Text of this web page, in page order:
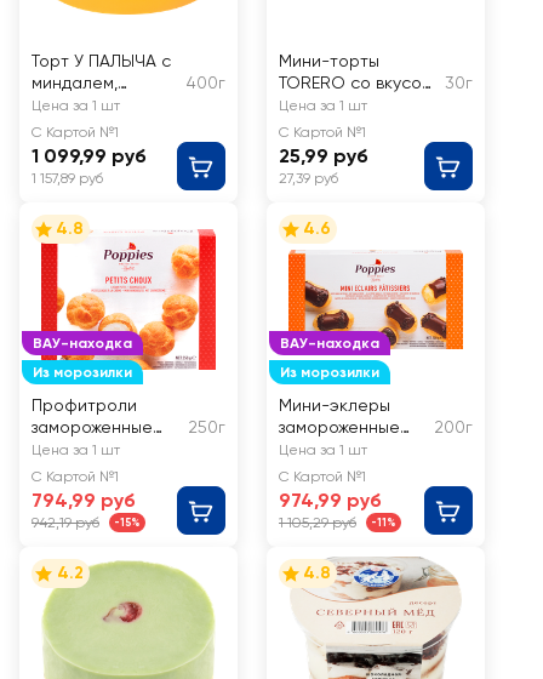
Торт У ПАЛЫЧА с
миндалем,
хрустящим
крокантом и
карамельным
шоколадом
400г
Цена за 1 шт
С Картой №1
1 099,99 руб
1 157,89 руб
Мини-торты
TORERO со вкусом
шоколада
30г
Цена за 1 шт
С Картой №1
25,99 руб
27,39 руб
ВАУ-находка
Из морозилки
4.8
Профитроли
замороженные
POPPIES из
заварного теста
с кремовой
начинкой
250г
Цена за 1 шт
С Картой №1
794,99 руб
942,19 руб -15%
ВАУ-находка
Из морозилки
4.6
Мини-эклеры
замороженные
POPPIES
Патисьер, со
взбитыми
сливками и
баварским
кремом, в
шоколадной
глазури
200г
Цена за 1 шт
С Картой №1
974,99 руб
1 105,29 руб -11%
4.2 4.8